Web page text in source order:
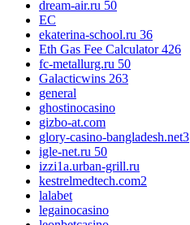
dream-air.ru 50
EC
ekaterina-school.ru 36
Eth Gas Fee Calculator 426
fc-metallurg.ru 50
Galacticwins 263
general
ghostinocasino
gizbo-at.com
glory-casino-bangladesh.net3
igle-net.ru 50
izzi1a.urban-grill.ru
kestrelmedtech.com2
lalabet
legainocasino